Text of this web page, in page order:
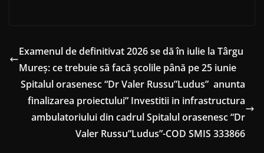
Examenul de definitivat 2026 se dă în iulie la Târgu
Mureș: ce trebuie să facă școlile până pe 25 iunie
Spitalul orasenesc “Dr Valer Russu”Ludus” anunta
finalizarea proiectului” Investitii in infrastructura
ambulatoriului din cadrul Spitalul orasenesc “Dr
Valer Russu”Ludus”-COD SMIS 333866